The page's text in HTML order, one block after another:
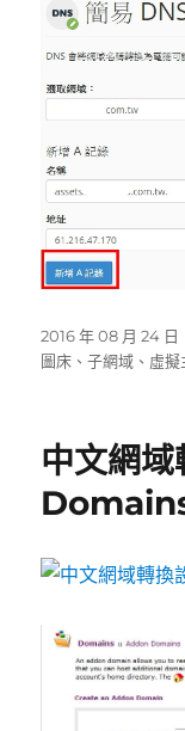
發
佈
2016 年 08 月 24 日
圖床 、子網域 、 虛擬
中文網